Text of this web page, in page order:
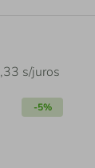
,33 s/juros
-5%